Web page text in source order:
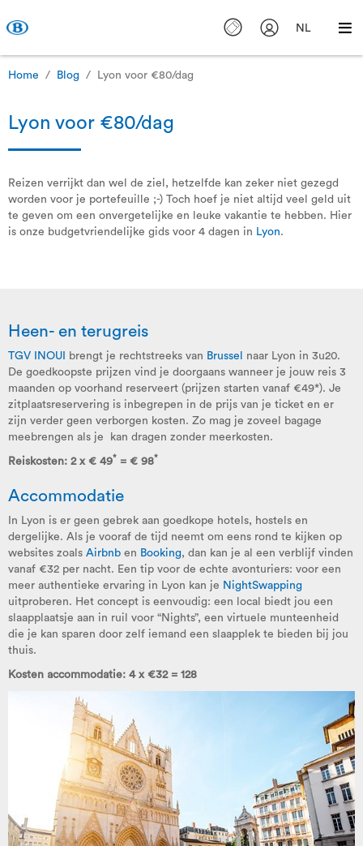
NL
Home Blog Lyon voor €80/dag
Lyon voor €80/dag
Reizen verrijkt dan wel de ziel, hetzelfde kan zeker niet gezegd
worden voor je portefeuille ;-) Toch hoef je niet altijd veel geld uit
te geven om een onvergetelijke en leuke vakantie te hebben. Hier
is onze budgetvriendelijke gids voor 4 dagen in Lyon.
Heen- en terugreis
TGV INOUI brengt je rechtstreeks van Brussel naar Lyon in 3u20.
De goedkoopste prijzen vind je doorgaans wanneer je jouw reis 3
maanden op voorhand reserveert (prijzen starten vanaf €49*). Je
zitplaatsreservering is inbegrepen in de prijs van je ticket en er
zijn verder geen verborgen kosten. Zo mag je zoveel bagage
meebrengen als je kan dragen zonder meerkosten.
Reiskosten: 2 x € 49* = € 98*
Accommodatie
In Lyon is er geen gebrek aan goedkope hotels, hostels en
dergelijke. Als je vooraf de tijd neemt om eens rond te kijken op
websites zoals Airbnb en Booking, dan kan je al een verblijf vinden
vanaf €32 per nacht. Een tip voor de echte avonturiers: voor een
meer authentieke ervaring in Lyon kan je NightSwapping
uitproberen. Het concept is eenvoudig: een local biedt jou een
slaapplaatsje aan in ruil voor “Nights”, een virtuele munteenheid
die je kan sparen door zelf iemand een slaapplek te bieden bij jou
thuis.
Kosten accommodatie: 4 x €32 = 128